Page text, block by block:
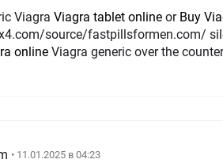
Viagra Viagra tablet online or Buy
source/fastpillsformen.com/
online Viagra generic over the
• 11.01.2025 в 04:23